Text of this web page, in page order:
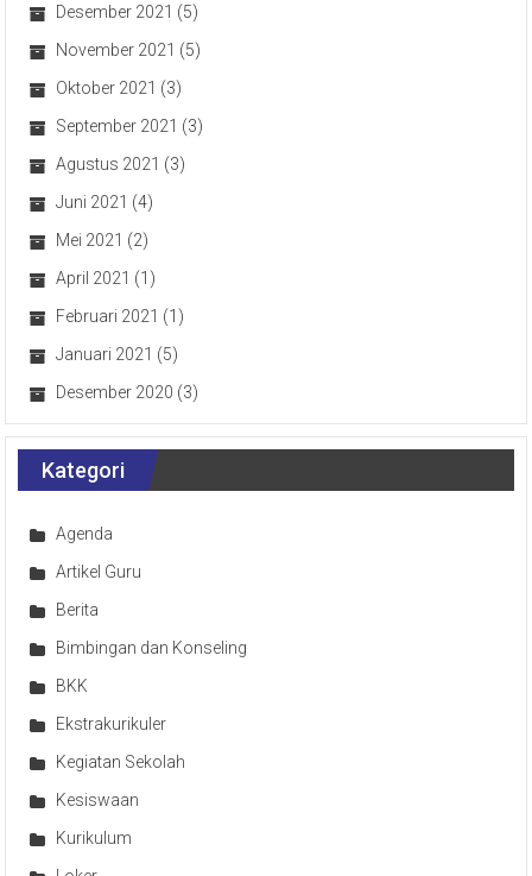
Desember 2021 (5)
November 2021 (5)
Oktober 2021 (3)
September 2021 (3)
Agustus 2021 (3)
Juni 2021 (4)
Mei 2021 (2)
April 2021 (1)
Februari 2021 (1)
Januari 2021 (5)
Desember 2020 (3)
Kategori
Agenda
Artikel Guru
Berita
Bimbingan dan Konseling
BKK
Ekstrakurikuler
Kegiatan Sekolah
Kesiswaan
Kurikulum